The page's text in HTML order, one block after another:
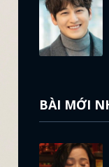
BÀI MỚI